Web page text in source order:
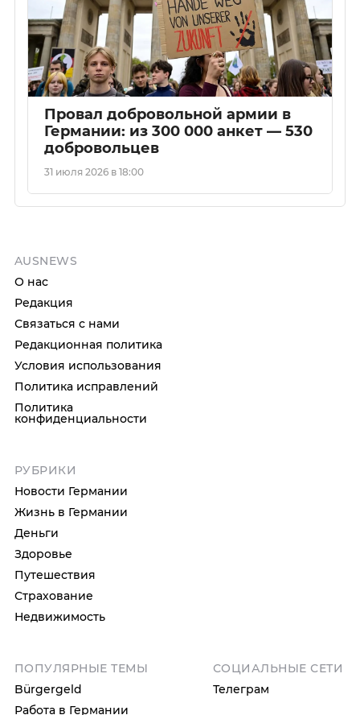
Провал добровольной армии в
Германии: из 300 000 анкет — 530
добровольцев
31 июля 2026 в 18:00
AUSNEWS
О нас
Редакция
Связаться с нами
Редакционная политика
Условия использования
Политика исправлений
Политика
конфиденциальности
РУБРИКИ
Новости Германии
Жизнь в Германии
Деньги
Здоровье
Путешествия
Страхование
Недвижимость
ПОПУЛЯРНЫЕ ТЕМЫ
Bürgergeld
Работа в Германии
СОЦИАЛЬНЫЕ СЕТИ
Телеграм